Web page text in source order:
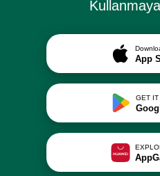
App
GET IT